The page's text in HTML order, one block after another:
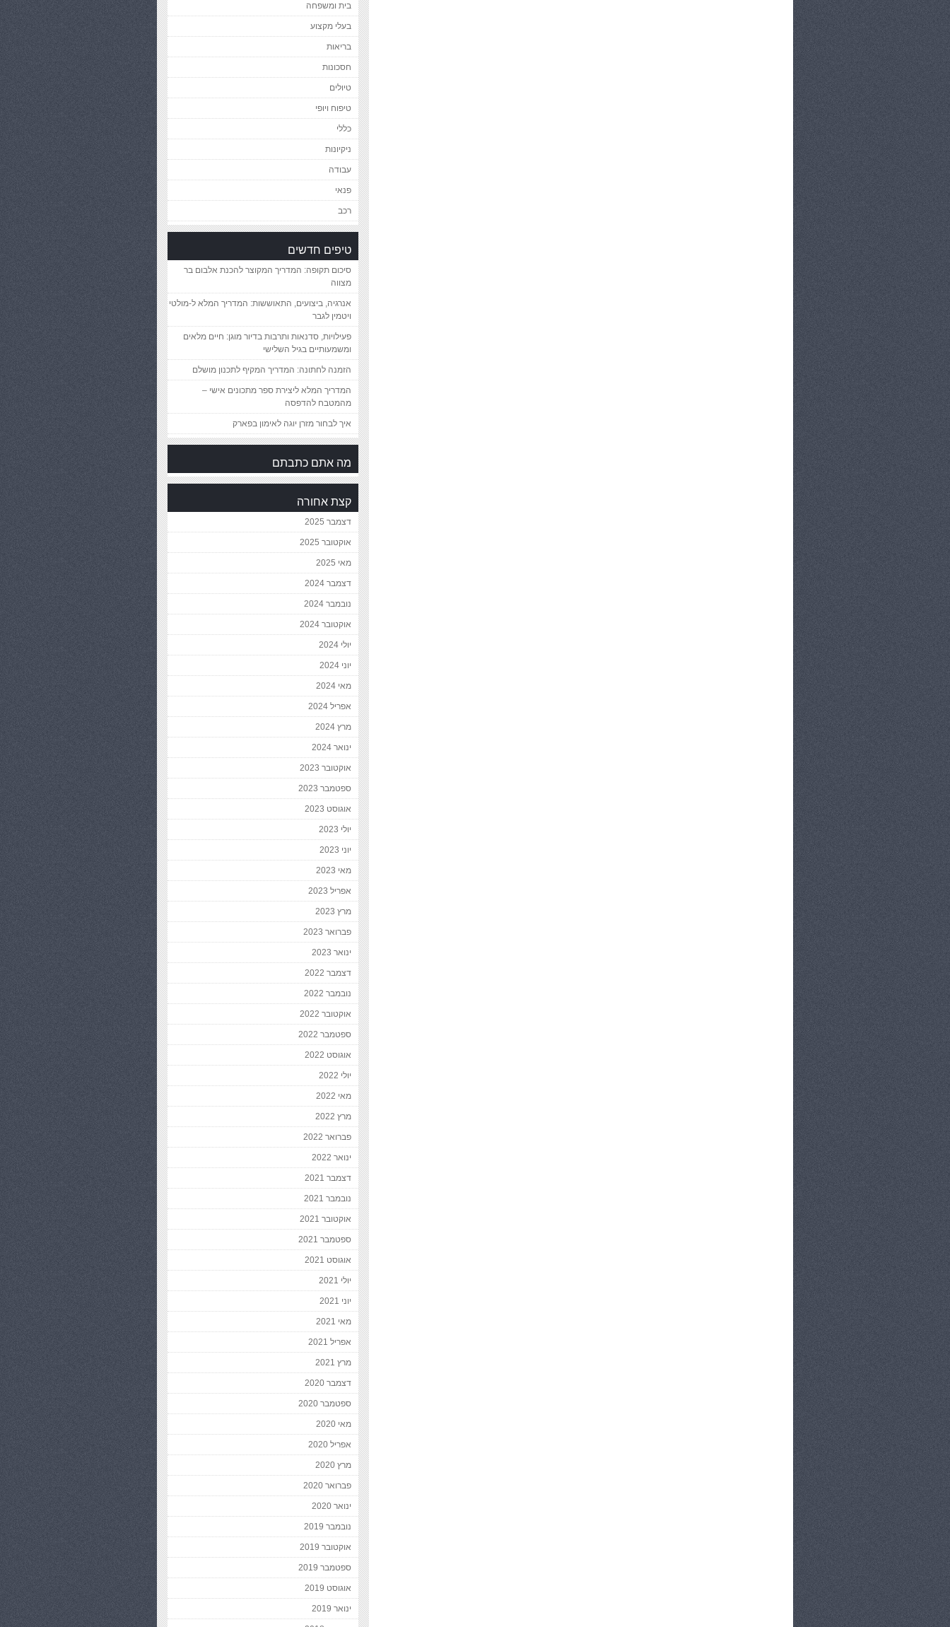
בית ומשפחה
בעלי מקצוע
בריאות
חסכונות
טיולים
טיפוח ויופי
כללי
ניקיונות
עבודה
פנאי
רכב
טיפים חדשים
סיכום תקופה: המדריך המקוצר להכנת אלבום בר
מצווה
אנרגיה, ביצועים, התאוששות: המדריך המלא ל-מולטי
ויטמין לגבר
פעילויות, סדנאות ותרבות בדיור מוגן: חיים מלאים
ומשמעותיים בגיל השלישי
הזמנה לחתונה: המדריך המקיף לתכנון מושלם
המדריך המלא ליצירת ספר מתכונים אישי –
מהמטבח להדפסה
איך לבחור מזרן יוגה לאימון בפארק
מה אתם כתבתם
קצת אחורה
דצמבר 2025
אוקטובר 2025
מאי 2025
דצמבר 2024
נובמבר 2024
אוקטובר 2024
יולי 2024
יוני 2024
מאי 2024
אפריל 2024
מרץ 2024
ינואר 2024
אוקטובר 2023
ספטמבר 2023
אוגוסט 2023
יולי 2023
יוני 2023
מאי 2023
אפריל 2023
מרץ 2023
פברואר 2023
ינואר 2023
דצמבר 2022
נובמבר 2022
אוקטובר 2022
ספטמבר 2022
אוגוסט 2022
יולי 2022
מאי 2022
מרץ 2022
פברואר 2022
ינואר 2022
דצמבר 2021
נובמבר 2021
אוקטובר 2021
ספטמבר 2021
אוגוסט 2021
יולי 2021
יוני 2021
מאי 2021
אפריל 2021
מרץ 2021
דצמבר 2020
ספטמבר 2020
מאי 2020
אפריל 2020
מרץ 2020
פברואר 2020
ינואר 2020
נובמבר 2019
אוקטובר 2019
ספטמבר 2019
אוגוסט 2019
ינואר 2019